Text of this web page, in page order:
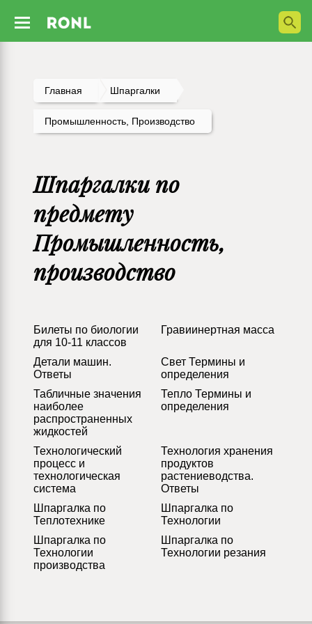
Главная Шпаргалки
Промышленность, Производство
Шпаргалки по
предмету
Промышленность,
производство
Билеты по биологии
для 10-11 классов
Гравиинертная масса
Детали машин.
Ответы
Свет Термины и
определения
Табличные значения
наиболее
распространенных
жидкостей
Тепло Термины и
определения
Технологический
процесс и
технологическая
система
Технология хранения
продуктов
растениеводства.
Ответы
Шпаргалка по
Теплотехнике
Шпаргалка по
Технологии
Шпаргалка по
Технологии
производства
Шпаргалка по
Технологии резания